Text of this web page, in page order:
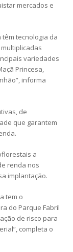
mercados e
tecnologia da
variedades
Princesa,
informa
de
que garantem
a
renda nos
implantação.
tem o
do Parque Fabril
de risco para
completa o